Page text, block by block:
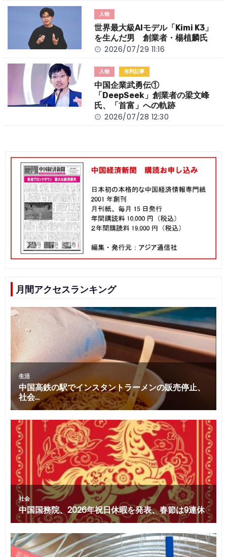
人物
世界最大級AIモデル「Kimi K3」
を生んだ男 創業者・楊植麟氏
2026/07/29 11:16
人物 有料記事
中国企業武勇伝①
「DeepSeek」創業者の梁文峰
氏、「首富」への軌跡
2026/07/28 12:30
月間アクセスランキング